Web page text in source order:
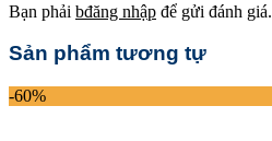
Bạn phải bđăng nhập để gửi đánh giá.
Sản phẩm tương tự
-60%